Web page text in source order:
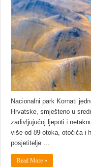
Nacionalni park Kornati
Hrvatske, smješteno u
zadivljujućoj ljepoti i
više od 89 otoka, otočića i
posjetitelje …
Read More »